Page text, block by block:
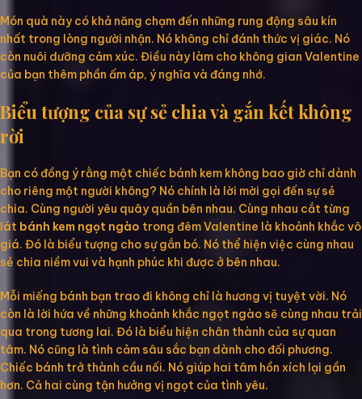
Món quà này có khả năng chạm đến những rung động sâu kín
nhất trong lòng người nhận. Nó không chỉ đánh thức vị giác. Nó
còn nuôi dưỡng cảm xúc. Điều này làm cho không gian Valentine
của bạn thêm phần ấm áp, ý nghĩa và đáng nhớ.
Biểu tượng của sự sẻ chia và gắn kết không
rời
Bạn có đồng ý rằng một chiếc bánh kem không bao giờ chỉ dành
cho riêng một người không? Nó chính là lời mời gọi đến sự sẻ
chia. Cùng người yêu quây quần bên nhau. Cùng nhau cắt từng
lát bánh kem ngọt ngào trong đêm Valentine là khoảnh khắc vô
giá. Đó là biểu tượng cho sự gắn bó. Nó thể hiện việc cùng nhau
sẻ chia niềm vui và hạnh phúc khi được ở bên nhau.
Mỗi miếng bánh bạn trao đi không chỉ là hương vị tuyệt vời. Nó
còn là lời hứa về những khoảnh khắc ngọt ngào sẽ cùng nhau trải
qua trong tương lai. Đó là biểu hiện chân thành của sự quan
tâm. Nó cũng là tình cảm sâu sắc bạn dành cho đối phương.
Chiếc bánh trở thành cầu nối. Nó giúp hai tâm hồn xích lại gần
hơn. Cả hai cùng tận hưởng vị ngọt của tình yêu.